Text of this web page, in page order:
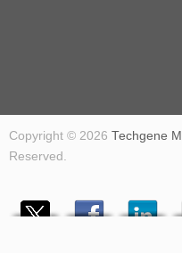
Copyright © 2026 Techgene
Reserved.